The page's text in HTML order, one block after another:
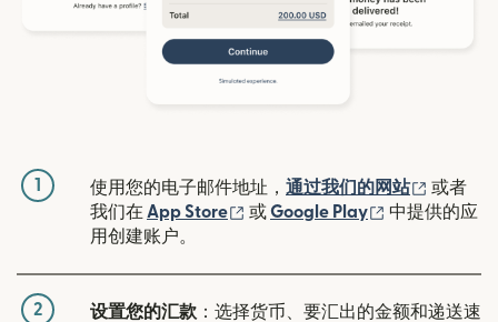
1 使用您的电子邮件地址， 通过我们的网站 （在新
或者
我们在 App Store （在新窗口中打开）
或Google Play （在新窗口中
中提供的应
用创建账户。
2 设置您的汇款 ：选择货币、要汇出的金额和递送速